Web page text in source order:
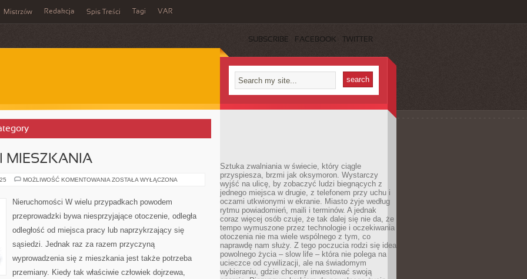
Mistrzów Redakcja Spis Treści Tagi VAR
SUBSCRIBE FACEBOOK TWITTER
MIESZKANIA
MOŻLIWOŚĆ KOMENTOWANIA WNĘTRZE
MIESZKANIA
ZOSTAŁA WYŁĄCZONA
Nieruchomości W wielu przypadkach powodem
przeprowadzki bywa niesprzyjające otoczenie, odległa
odległość od miejsca pracy lub naprzykrzający się
sąsiedzi. Jednak raz za razem przyczyną
wyprowadzenia się z mieszkania jest także potrzeba
przemiany. Kiedy tak właściwie człowiek dojrzewa,
Sztuka zwalniania w świecie, który ciągle
przyspiesza, brzmi jak oksymoron. Wystarczy
wyjść na ulicę, by zobaczyć ludzi biegnących z
jednego miejsca w drugie, z telefonem przy uchu i
oczami utkwionymi w ekranie. Miasto żyje według
rytmu powiadomień, maili i terminów. A jednak
coraz więcej osób czuje, że tak dalej się nie da, że
tempo wymuszone przez technologie i oczekiwania
otoczenia nie ma wiele wspólnego z tym, co
naprawdę nam służy. Z tego poczucia rodzi się idea
powolnego życia – slow life – która nie polega na
ucieczce od cywilizacji, ale na świadomym
wybieraniu, gdzie chcemy inwestować swoją